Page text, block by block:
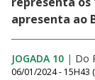
apresenta ao
JOGADA 10 | Do
06/01/2024 - 15H43